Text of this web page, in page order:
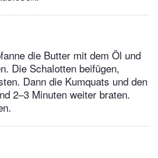
die Butter mit dem Öl und
Die Schalotten beifügen,
Dann die Kumquats und den
2–3 Minuten weiter braten.